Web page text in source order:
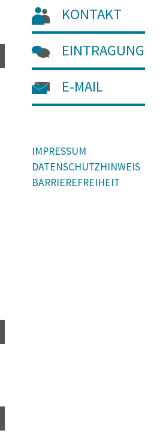
KONTAKT
EINTRAGUNG
E-MAIL
IMPRESSUM
DATENSCHUTZHINWEIS
BARRIEREFREIHEIT